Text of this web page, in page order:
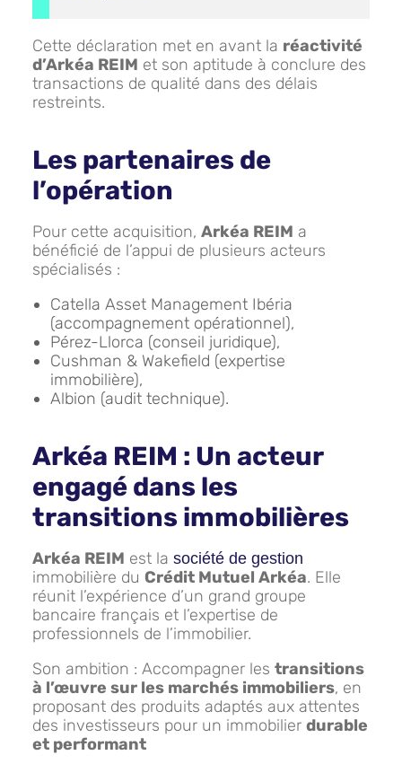
Cette déclaration met en avant la réactivité
d’Arkéa REIM et son aptitude à conclure des
transactions de qualité dans des délais
restreints.
Les partenaires de
l’opération
Pour cette acquisition, Arkéa REIM a
bénéficié de l’appui de plusieurs acteurs
spécialisés :
Catella Asset Management Ibéria
(accompagnement opérationnel),
Pérez-Llorca (conseil juridique),
Cushman & Wakefield (expertise
immobilière),
Albion (audit technique).
Arkéa REIM : Un acteur
engagé dans les
transitions immobilières
Arkéa REIM est la société de gestion
immobilière du Crédit Mutuel Arkéa. Elle
réunit l’expérience d’un grand groupe
bancaire français et l’expertise de
professionnels de l’immobilier.
Son ambition : Accompagner les transitions
à l’œuvre sur les marchés immobiliers, en
proposant des produits adaptés aux attentes
des investisseurs pour un immobilier durable
et performant